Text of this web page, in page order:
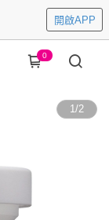
開啟APP
0
1/2